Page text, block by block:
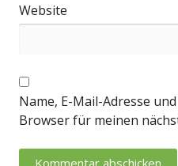
Website
Name, E-Mail-Adresse
Browser für meinen